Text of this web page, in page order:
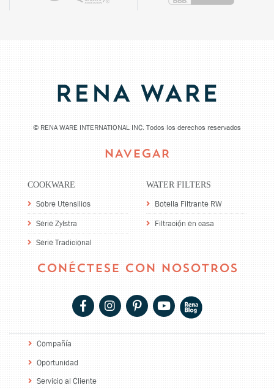
© RENA WARE INTERNATIONAL INC. Todos los derechos reservados
NAVEGAR
COOKWARE
Sobre Utensilios
Serie Zylstra
Serie Tradicional
WATER FILTERS
Botella Filtrante RW
Filtración en casa
CONÉCTESE CON NOSOTROS
Compañía
Oportunidad
Servicio al Cliente